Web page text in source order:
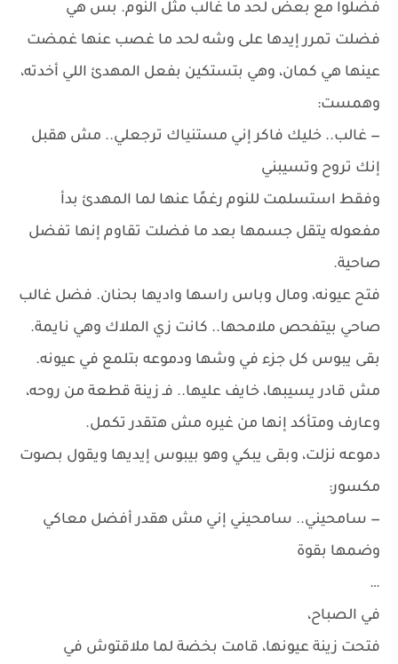
فضلوا مع بعض لحد ما غالب مثل النوم. بس هي
فضلت تمرر إيدها على وشه لحد ما غصب عنها غمضت
عينها هي كمان، وهي بتستكين بفعل المهدئ اللي أخدته،
وهمست:
— غالب.. خليك فاكر إني مستنياك ترجعلي.. مش هقبل
إنك تروح وتسيبني
وفقط استسلمت للنوم رغمًا عنها لما المهدئ بدأ
مفعوله يتقل جسمها بعد ما فضلت تقاوم إنها تفضل
صاحية.
فتح عيونه، ومال وباس راسها واديها بحنان. فضل غالب
صاحي بيتفحص ملامحها.. كانت زي الملاك وهي نايمة.
بقى يبوس كل جزء في وشها ودموعه بتلمع في عيونه.
مش قادر يسيبها، خايف عليها.. فـ زينة قطعة من روحه،
وعارف ومتأكد إنها من غيره مش هتقدر تكمل.
دموعه نزلت، وبقى يبكي وهو بيبوس إيديها ويقول بصوت
مكسور:
— سامحيني.. سامحيني إني مش هقدر أفضل معاكي
وضمها بقوة
…
في الصباح،
فتحت زينة عيونها، قامت بخضة لما ملاقتوش في